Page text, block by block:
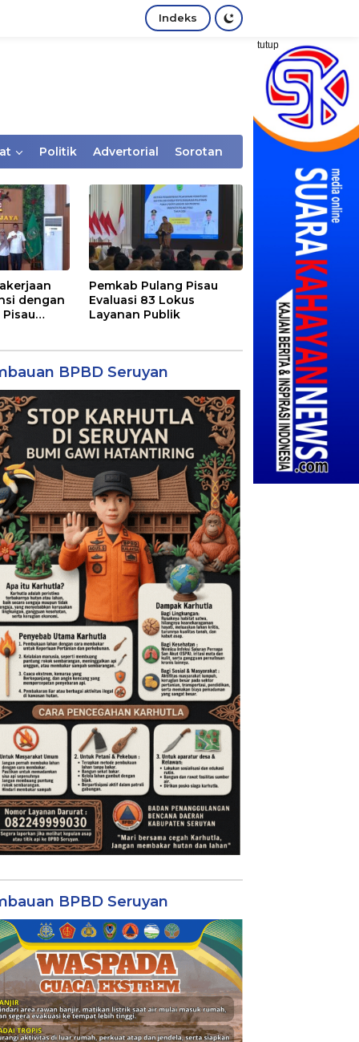
Indeks
tutup
Politik Advertorial Sorotan
dengan
Pemkab Pulang Pisau
Evaluasi 83 Lokus
Layanan Publik
BPBD Seruyan
BPBD Seruyan